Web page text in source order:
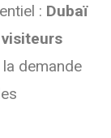
: Dubaï
demande